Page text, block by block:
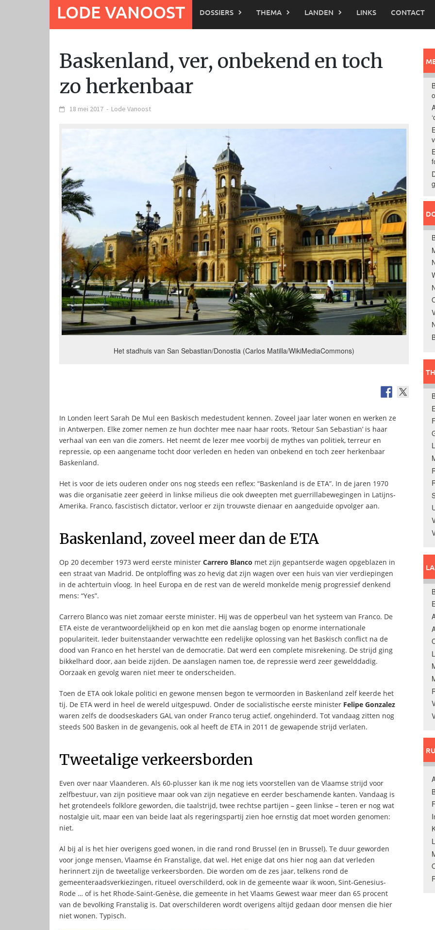
LODE VANOOST DOSSIERS THEMA LANDEN LINKS CONTACT
Baskenland, ver, onbekend en toch
zo herkenbaar
18 mei 2017 - Lode Vanoost
Het stadhuis van San Sebastian/Donostia (Carlos Matilla/WikiMediaCommons)
In Londen leert Sarah De Mul een Baskisch medestudent kennen. Zoveel jaar later wonen en werken ze
in Antwerpen. Elke zomer nemen ze hun dochter mee naar haar roots. ‘Retour San Sebastian’ is haar
verhaal van een van die zomers. Het neemt de lezer mee voorbij de mythes van politiek, terreur en
repressie, op een aangename tocht door verleden en heden van onbekend en toch zeer herkenbaar
Baskenland.
Het is voor de iets ouderen onder ons nog steeds een reflex: “Baskenland is de ETA”. In de jaren 1970
was die organisatie zeer geëerd in linkse milieus die ook dweepten met guerrillabewegingen in Latijns-
Amerika. Franco, fascistisch dictator, verloor er zijn trouwste dienaar en aangeduide opvolger aan.
Baskenland, zoveel meer dan de ETA
Op 20 december 1973 werd eerste minister Carrero Blanco met zijn gepantserde wagen opgeblazen in
een straat van Madrid. De ontploffing was zo hevig dat zijn wagen over een huis van vier verdiepingen
in de achtertuin vloog. In heel Europa en de rest van de wereld monkelde menig progressief denkend
mens: “Yes”.
Carrero Blanco was niet zomaar eerste minister. Hij was de opperbeul van het systeem van Franco. De
ETA eiste de verantwoordelijkheid op en kon met die aanslag bogen op enorme internationale
populariteit. Ieder buitenstaander verwachtte een redelijke oplossing van het Baskisch conflict na de
dood van Franco en het herstel van de democratie. Dat werd een complete misrekening. De strijd ging
bikkelhard door, aan beide zijden. De aanslagen namen toe, de repressie werd zeer gewelddadig.
Oorzaak en gevolg waren niet meer te onderscheiden.
Toen de ETA ook lokale politici en gewone mensen begon te vermoorden in Baskenland zelf keerde het
tij. De ETA werd in heel de wereld uitgespuwd. Onder de socialistische eerste minister Felipe Gonzalez
waren zelfs de doodseskaders GAL van onder Franco terug actief, ongehinderd. Tot vandaag zitten nog
steeds 500 Basken in de gevangenis, ook al heeft de ETA in 2011 de gewapende strijd verlaten.
Tweetalige verkeersborden
Even over naar Vlaanderen. Als 60-plusser kan ik me nog iets voorstellen van de Vlaamse strijd voor
zelfbestuur, van zijn positieve maar ook van zijn negatieve en eerder beschamende kanten. Vandaag is
het grotendeels folklore geworden, die taalstrijd, twee rechtse partijen – geen linkse – teren er nog wat
nostalgie uit, maar een van beide laat als regeringspartij zien hoe ernstig dat moet worden genomen:
niet.
Al bij al is het hier overigens goed wonen, in die rand rond Brussel (en in Brussel). Te duur geworden
voor jonge mensen, Vlaamse én Franstalige, dat wel. Het enige dat ons hier nog aan dat verleden
herinnert zijn de tweetalige verkeersborden. Die worden om de zes jaar, telkens rond de
gemeenteraadsverkiezingen, ritueel overschilderd, ook in de gemeente waar ik woon, Sint-Genesius-
Rode … of is het Rhode-Saint-Genèse, die gemeente in het Vlaams Gewest waar meer dan 65 procent
van de bevolking Franstalig is. Dat overschilderen wordt overigens altijd gedaan door mensen die hier
niet wonen. Typisch.